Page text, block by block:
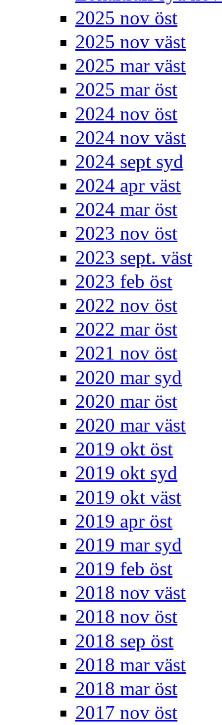
2025 nov öst
2025 nov väst
2025 mar väst
2025 mar öst
2024 nov öst
2024 nov väst
2024 sept syd
2024 apr väst
2024 mar öst
2023 nov öst
2023 sept. väst
2023 feb öst
2022 nov öst
2022 mar öst
2021 nov öst
2020 mar syd
2020 mar öst
2020 mar väst
2019 okt öst
2019 okt syd
2019 okt väst
2019 apr öst
2019 mar syd
2019 feb öst
2018 nov väst
2018 nov öst
2018 sep öst
2018 mar väst
2018 mar öst
2017 nov öst